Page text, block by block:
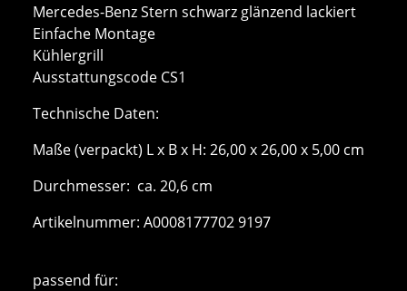
Mercedes-Benz Stern schwarz glänzend lackiert
Einfache Montage
Kühlergrill
Ausstattungscode CS1
Technische Daten:
Maße (verpackt) L x B x H: 26,00 x 26,00 x 5,00 cm
Durchmesser: ca. 20,6 cm
Artikelnummer: A0008177702 9197
passend für: